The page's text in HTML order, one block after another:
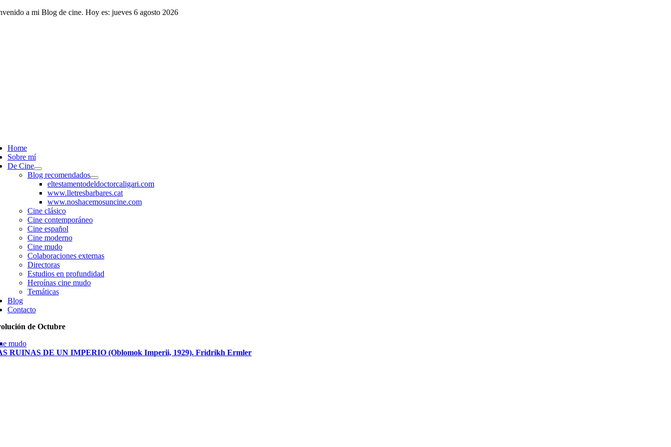
Saltar a mi Blog de cine. Hoy es: jueves 6 agosto 2026
Home
Sobre mí
De Cine
Blog recomendados
eltestamentodeldoctorcaligari.com
www.lletresbarbares.cat
www.noshacemosuncine.com
Cine clásico
Cine contemporáneo
Cine español
Cine moderno
Cine mudo
Colaboraciones externas
Directoras
Estudios en profundidad
Heroínas cine mudo
Temáticas
Blog
Contacto
de Octubre
mudo
RUINAS DE UN IMPERIO (Oblomok Imperii, 1929). Fridrikh Ermler